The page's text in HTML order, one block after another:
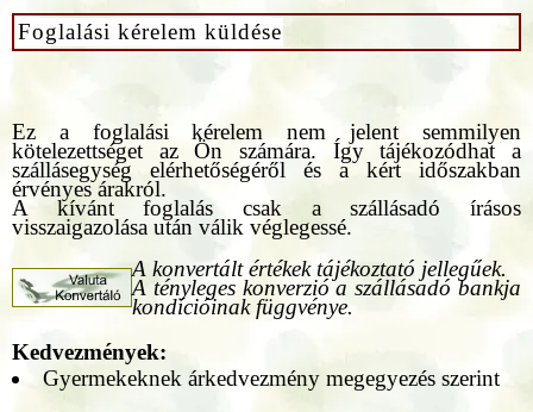
Foglalási kérelem küldése
Ez a foglalási kérelem nem jelent semmilyen
kötelezettséget az Ön számára. Így tájékozódhat a
szállásegység elérhetőségéről és a kért időszakban
érvényes árakról.
A kívánt foglalás csak a szállásadó írásos
visszaigazolása után válik véglegessé.
A konvertált értékek tájékoztató jellegűek.
A tényleges konverzió a szállásadó bankja
kondícióinak függvénye.
Kedvezmények:
Gyermekeknek árkedvezmény megegyezés szerint